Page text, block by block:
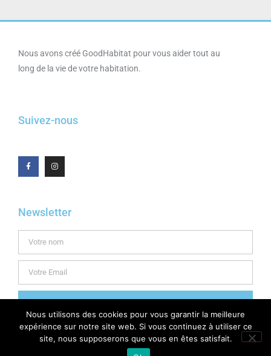
Nous avons créé GoodHabitat pour vous aider tout au
long de la vie de votre habitation.
Suivez-nous
Newsletter
© 2025 TOUS DROITS RÉSERVÉS |POLITIQUE DE CONFIDENTIALITÉ
Nous utilisons des cookies pour vous garantir la meilleure
expérience sur notre site web. Si vous continuez à utiliser ce
site, nous supposerons que vous en êtes satisfait.